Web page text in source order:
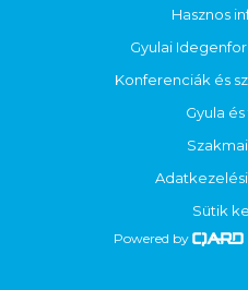
Hasznos
Gyulai
Konferenciák és
Gyula
Sütik
Powered by